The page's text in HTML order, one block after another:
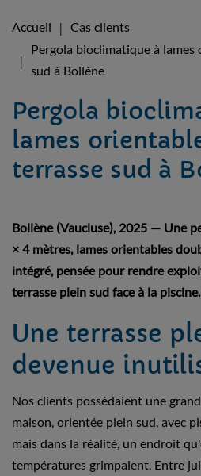
Accueil
Cas clients
Pergola bioclimatique à
sud à Bollène
Pergola
lames
terrasse sud à
Bollène (Vaucluse), 2025 — Une
× 4 mètres, lames orientables
intégré, pensée pour rendre
terrasse plein sud face à la piscine.
Une terrasse
devenue
Nos clients possédaient une
maison, orientée plein sud, avec
mais dans la réalité, un endroit
températures grimpaient. Entre